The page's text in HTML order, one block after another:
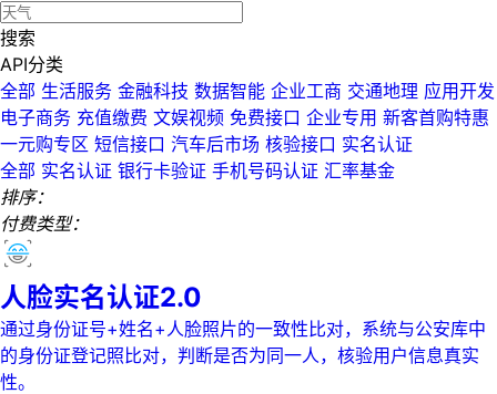
搜索
API分类
全部 生活服务 金融科技 数据智能 企业工商 交通地理 应用开发
电子商务 充值缴费 文娱视频 免费接口 企业专用 新客首购特惠
一元购专区 短信接口 汽车后市场 核验接口 实名认证
全部 实名认证 银行卡验证 手机号码认证 汇率基金
排序：
付费类型：
人脸实名认证2.0
通过身份证号+姓名+人脸照片的一致性比对，系统与公安库中
的身份证登记照比对，判断是否为同一人，核验用户信息真实
性。